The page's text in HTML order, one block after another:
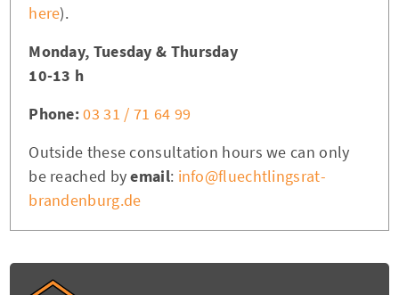
here).
Monday, Tuesday & Thursday
10-13 h
Phone:03 31 / 71 64 99
Outside these consultation hours we can only
be reached byemail: info@fluechtlingsrat-
brandenburg.de